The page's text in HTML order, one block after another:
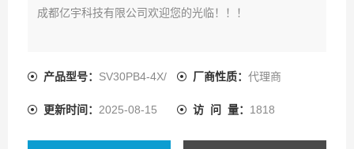
成都亿宇科技有限公司欢迎您的光临！！！
产品型号： SV30PB4-4X/ 厂商性质： 代理商
更新时间： 2025-08-15 访 问 量： 1818